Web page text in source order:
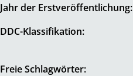
Jahr der Erstveröffentlichung:
DDC-Klassifikation:
Freie Schlagwörter: